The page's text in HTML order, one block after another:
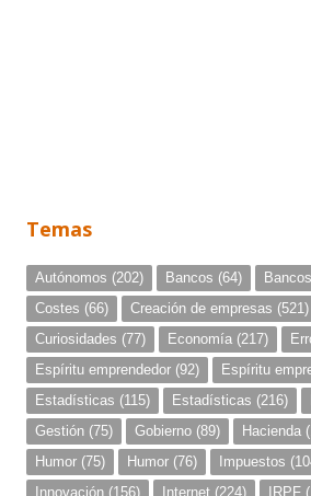
Temas
Autónomos (202) Bancos (64) Bancos
Costes (66) Creación de empresas (521)
Curiosidades (77) Economía (217)
Espíritu emprendedor (92) Espíritu
Estadísticas (115) Estadísticas (216)
Gestión (75) Gobierno (89) Hacienda
Humor (75) Humor (76) Impuestos
Innovación (156) Internet (224) IRPF